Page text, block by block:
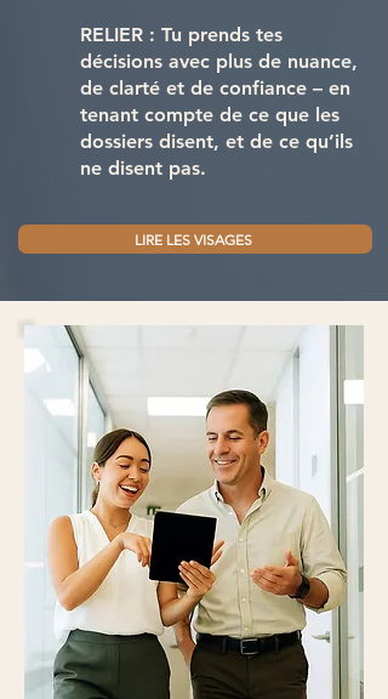
RELIER : Tu prends tes
décisions avec plus de nuance,
de clarté et de confiance – en
tenant compte de ce que les
dossiers disent, et de ce qu’ils
ne disent pas.
LIRE LES VISAGES